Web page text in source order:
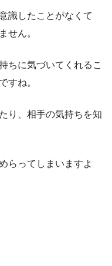
識したことがなくて
せん。
ちに気づいてくれるこ
すね。
り、相手の気持ちを知
らってしまいますよ